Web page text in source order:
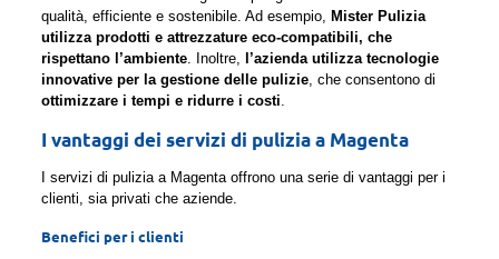
qualità, efficiente e sostenibile. Ad esempio, Mister Pulizia
utilizza prodotti e attrezzature eco-compatibili, che
rispettano l’ambiente. Inoltre, l’azienda utilizza tecnologie
innovative per la gestione delle pulizie, che consentono di
ottimizzare i tempi e ridurre i costi.
I vantaggi dei servizi di pulizia a Magenta
I servizi di pulizia a Magenta offrono una serie di vantaggi per i
clienti, sia privati che aziende.
Benefici per i clienti